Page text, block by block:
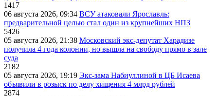
1417
06 августа 2026, 09:34 ВСУ атаковали Ярославль:
предварительной целью стал один из крупнейших НПЗ
5426
05 августа 2026, 21:38 Московский экс-депутат Харадизе
получила 4 года колонии, но вышла на свободу прямо в зале
суда
2182
05 августа 2026, 19:19 Экс-зама Набиуллиной в ЦБ Исаева
объявили в розыск по делу хищения 4 млрд рублей
2874